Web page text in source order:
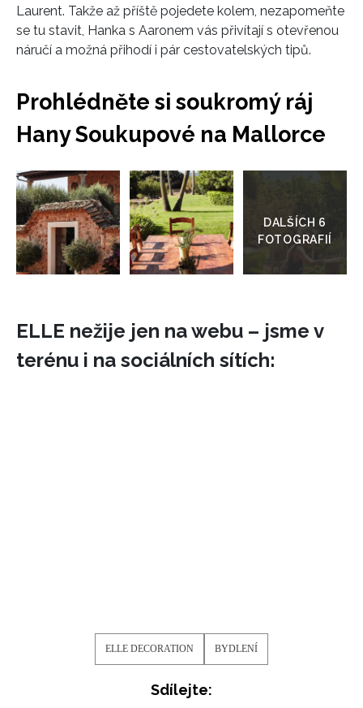
REDAKCE
Laurent. Takže až příště pojedete kolem, nezapomeňte
se tu stavit, Hanka s Aaronem vás přivítají s otevřenou
náručí a možná přihodí i pár cestovatelských tipů.
Prohlédněte si soukromý ráj
Hany Soukupové na Mallorce
galerie
ELLE nežije jen na webu – jsme v
terénu i na sociálních sítích:
ELLE DECORATION BYDLENÍ
Sdílejte: